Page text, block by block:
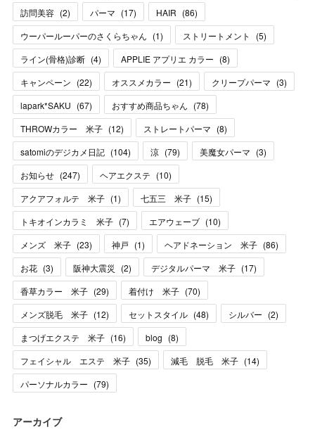
訪問美容 (2) パーマ (17) HAIR (86)
ウーパールーパーのさくらちゃん (1) ストリートメント (5)
ライン(骨格)診断 (4) APPLIE アプリエ カラー (8)
キャンペーン (22) オススメカラー (21) クリープパーマ (3)
lapark*SAKU (67) おすすめ商品ちゃん (78)
THROWカラー 米子 (12) ストレートパーマ (8)
satomiのデジカメ日記 (104) 涼 (79) 美魔女パーマ (3)
お知らせ (247) ヘアエクステ (10)
アクアフォルテ 米子 (1) 七五三 米子 (15)
トキオインカラミ 米子 (7) エアウェーブ (10)
メンズ 米子 (23) 神戸 (1) ヘアドネーション 米子 (86)
お花 (3) 阪神大震災 (2) デジタルパーマ 米子 (17)
香草カラー 米子 (29) 着付け 米子 (70)
メンズ脱毛 米子 (12) セットスタイル (48) シルバー (2)
まつげエクステ 米子 (16) blog (8)
フェイシャル エステ 米子 (35) 減毛 脱毛 米子 (14)
パーソナルカラー (79)
アーカイブ